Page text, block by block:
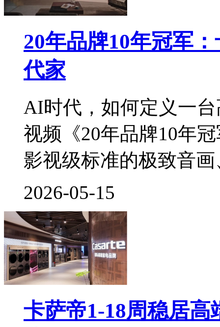
20年品牌10年冠军
代家
AI时代，如何定义一
视频《20年品牌10年
影视级标准的极致音画
2026-05-15
卡萨帝1-18周稳居